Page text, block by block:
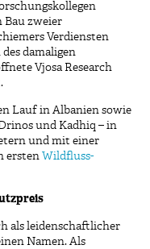
Bau zweier
Verdiensten
damaligen
Vjosa Research
Lauf in Albanien sowie
und Kadhiq – in
und mit einer
ersten Wildfluss-
als leidenschaftlicher
Namen. Als